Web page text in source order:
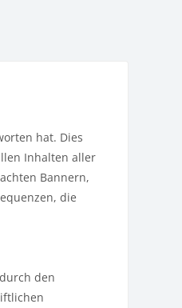
hat. Dies
Inhalten aller
Bannern,
die
den